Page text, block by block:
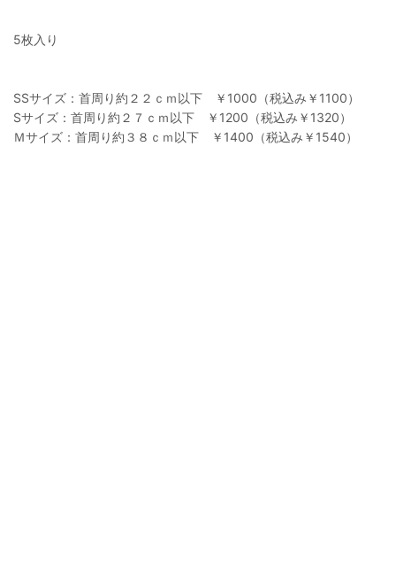
5枚入り
SSサイズ：首周り約２２ｃｍ以下 ￥1000（税込み￥1100）
Sサイズ：首周り約２７ｃｍ以下 ￥1200（税込み￥1320）
Ｍサイズ：首周り約３８ｃｍ以下 ￥1400（税込み￥1540）